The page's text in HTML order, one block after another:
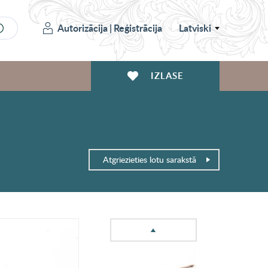
Autorizācija|Reģistrācija Latviski
IZLASE
Atgriezieties lotu sarakstā